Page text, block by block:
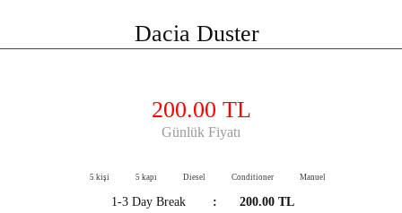
Dacia Duster
200.00 TL
Günlük Fiyatı
5 kişi 5 kapı Diesel Conditioner Manuel
1-3 Day Break :
200.00 TL